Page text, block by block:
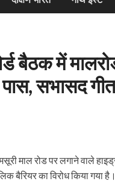
दिए जाएंगे: सीएम योगी
दिल्ली पुलिस
किस्मत, डेयरी से सालाना हो
स्टेशन और 714 चार्जर लगाने के
के दर्शन
स्तर पर पदक जीतने वाली
होंगे विद्युत सुरक्षा के विशेष इंतजाम
बैठक में
सभासद
माल रोड पर लगाने वाले
बैरियर का विरोध किया गया